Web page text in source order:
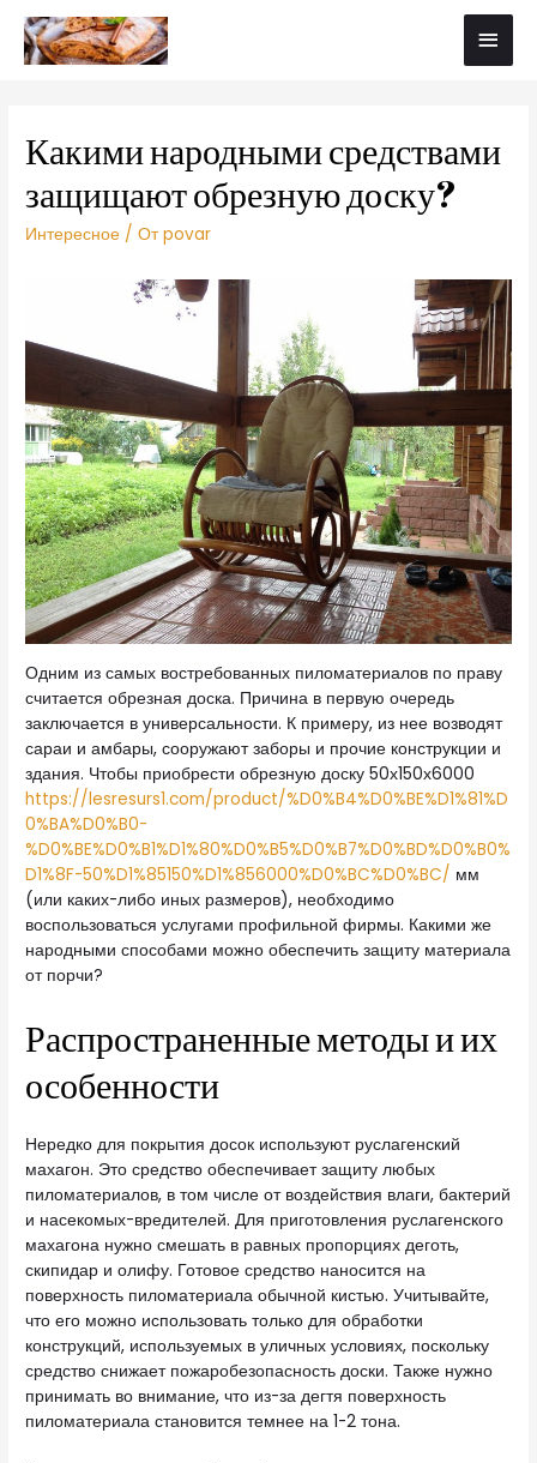
Какими народными средствами
защищают обрезную доску?
Интересное / От povar
Одним из самых востребованных пиломатериалов по праву
считается обрезная доска. Причина в первую очередь
заключается в универсальности. К примеру, из нее возводят
сараи и амбары, сооружают заборы и прочие конструкции и
здания. Чтобы приобрести обрезную доску 50х150х6000
https://lesresurs1.com/product/%D0%B4%D0%BE%D1%81%D
0%BA%D0%B0-
%D0%BE%D0%B1%D1%80%D0%B5%D0%B7%D0%BD%D0%B0%
D1%8F-50%D1%85150%D1%856000%D0%BC%D0%BC/ мм
(или каких-либо иных размеров), необходимо
воспользоваться услугами профильной фирмы. Какими же
народными способами можно обеспечить защиту материала
от порчи?
Распространенные методы и их
особенности
Нередко для покрытия досок используют руслагенский
махагон. Это средство обеспечивает защиту любых
пиломатериалов, в том числе от воздействия влаги, бактерий
и насекомых-вредителей. Для приготовления руслагенского
махагона нужно смешать в равных пропорциях деготь,
скипидар и олифу. Готовое средство наносится на
поверхность пиломатериала обычной кистью. Учитывайте,
что его можно использовать только для обработки
конструкций, используемых в уличных условиях, поскольку
средство снижает пожаробезопасность доски. Также нужно
принимать во внимание, что из-за дегтя поверхность
пиломатериала становится темнее на 1-2 тона.